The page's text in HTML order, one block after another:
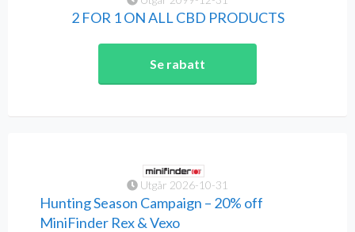
2 FOR 1 ON ALL CBD PRODUCTS
Se rabatt
Utgår 2026-10-31
Hunting Season Campaign – 20% off
MiniFinder Rex & Vexo